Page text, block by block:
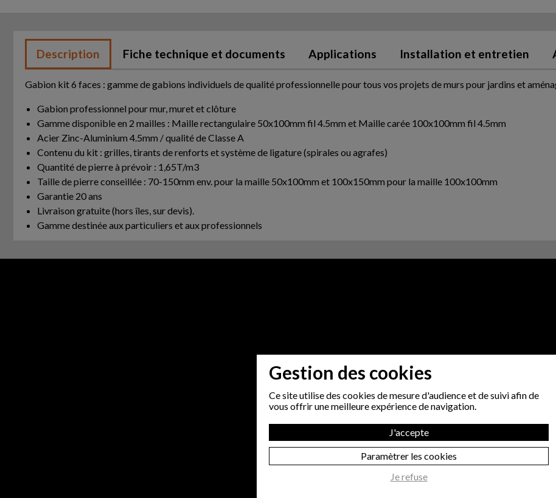
Gestion des cookies
Ce site utilise des cookies de mesure d'audience et de suivi afin de
vous offrir une meilleure expérience de navigation.
J'accepte
Paramètrer les cookies
Je refuse
Description Fiche technique et documents Applications Installation et entretien
Gabion kit 6 faces : gamme de gabions individuels de qualité professionnelle pour tous vos projets de murs pour jardins et
Gabion professionnel pour mur, muret et clôture
Gamme disponible en 2 mailles : Maille rectangulaire 50x100mm fil 4.5mm et Maille carée 100x100mm fil 4.5mm
Acier Zinc-Aluminium 4.5mm / qualité de Classe A
Contenu du kit : grilles, tirants de renforts et système de ligature (spirales ou agrafes)
Quantité de pierre à prévoir : 1,65T/m3
Taille de pierre conseillée : 70-150mm env. pour la maille 50x100mm et 100x150mm pour la maille 100x100mm
Garantie 20 ans
Livraison gratuite (hors îles, sur devis).
Gamme destinée aux particuliers et aux professionnels